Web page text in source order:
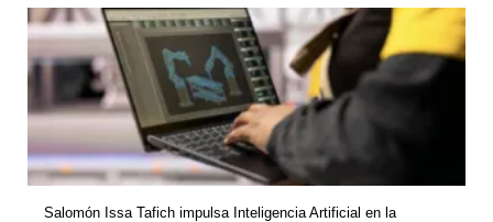
Salomón Issa Tafich impulsa Inteligencia Artificial en la